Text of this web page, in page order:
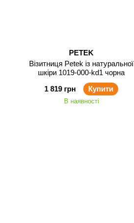
PETEK
Візитниця Petek із натуральної
шкіри 1019-000-kd1 чорна
1 819 грн
Купити
В наявності